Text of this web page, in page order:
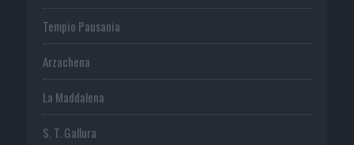
Tempio Pausania
Arzachena
La Maddalena
S. T. Gallura